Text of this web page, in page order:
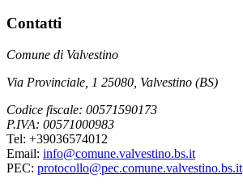
Contatti
Comune di Valvestino
Via Provinciale, 1 25080, Valvestino (BS)
Codice fiscale: 00571590173
P.IVA: 00571000983
Tel: +39036574012
Email: info@comune.valvestino.bs.it
PEC: protocollo@pec.comune.valvestino.bs.it